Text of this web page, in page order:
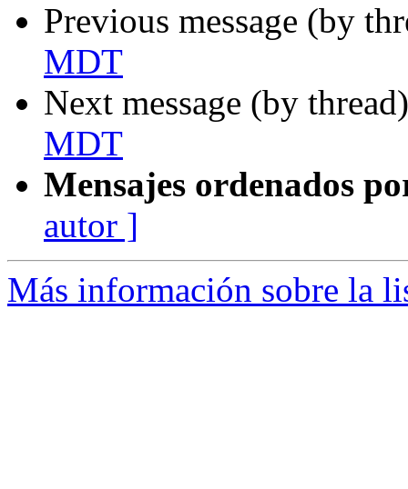
Previous message (by
MDT
Next message (by
MDT
Mensajes ordenados
autor ]
Más información sobre la